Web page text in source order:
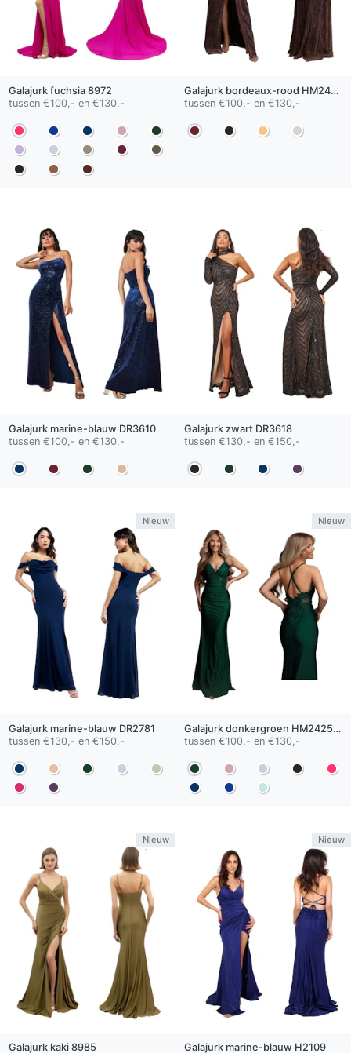
Galajurk fuchsia8972
tussen €100,- en €130,-
Galajurk bordeaux-rood HM2428
tussen €100,- en €130,-
Galajurk marine-blauw DR3610
tussen €100,- en €130,-
Galajurk zwartDR3618
tussen €130,- en €150,-
Nieuw
Galajurk marine-blauw DR2781
tussen €130,- en €150,-
Nieuw
Galajurk donkergroen HM2425-A
tussen €100,- en €130,-
Nieuw
Galajurk kaki8985
Nieuw
Galajurk marine-blauw H2109